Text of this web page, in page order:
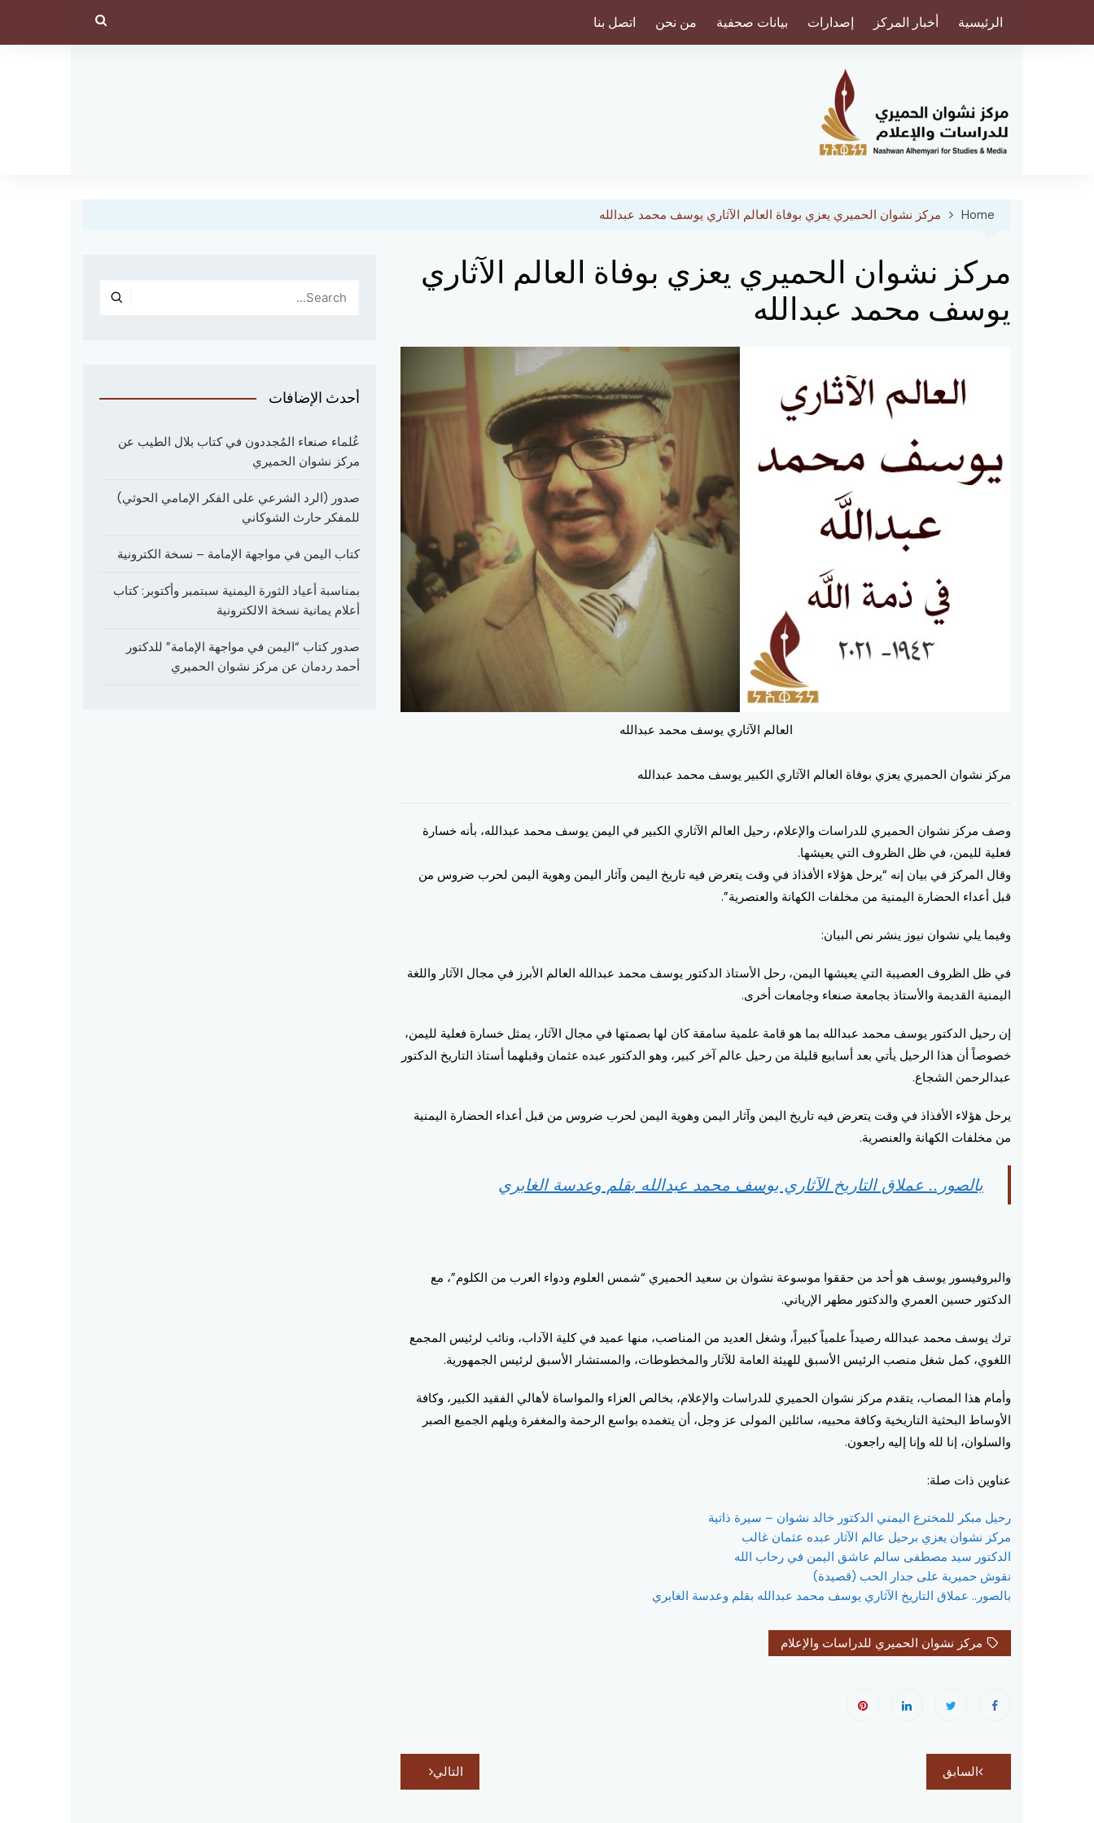
content
الرئيسية أخبار المركز إصدارات بيانات صحفية من نحن اتصل بنا
Home مركز نشوان الحميري يعزي بوفاة العالم الآثاري يوسف محمد عبدالله
مركز نشوان الحميري يعزي بوفاة العالم الآثاري
يوسف محمد عبدالله
العالم الآثاري يوسف محمد عبدالله
مركز نشوان الحميري يعزي بوفاة العالم الآثاري الكبير يوسف محمد عبدالله
وصف مركز نشوان الحميري للدراسات والإعلام، رحيل العالم الآثاري الكبير في اليمن يوسف محمد عبدالله، بأنه خسارة
فعلية لليمن، في ظل الظروف التي يعيشها.
وقال المركز في بيان إنه “يرحل هؤلاء الأفذاذ في وقت يتعرض فيه تاريخ اليمن وآثار اليمن وهوية اليمن لحرب ضروس من
قبل أعداء الحضارة اليمنية من مخلفات الكهانة والعنصرية”.
وفيما يلي نشوان نيوز ينشر نص البيان:
في ظل الظروف العصيبة التي يعيشها اليمن، رحل الأستاذ الدكتور يوسف محمد عبدالله العالم الأبرز في مجال الآثار واللغة
اليمنية القديمة والأستاذ بجامعة صنعاء وجامعات أخرى.
إن رحيل الدكتور يوسف محمد عبدالله بما هو قامة علمية سامقة كان لها بصمتها في مجال الآثار، يمثل خسارة فعلية لليمن،
خصوصاً أن هذا الرحيل يأتي بعد أسابيع قليلة من رحيل عالم آخر كبير، وهو الدكتور عبده عثمان وقبلهما أستاذ التاريخ الدكتور
عبدالرحمن الشجاع.
يرحل هؤلاء الأفذاذ في وقت يتعرض فيه تاريخ اليمن وآثار اليمن وهوية اليمن لحرب ضروس من قبل أعداء الحضارة اليمنية
من مخلفات الكهانة والعنصرية.
بالصور.. عملاق التاريخ الآثاري يوسف محمد عبدالله بقلم وعدسة الغابري
والبروفيسور يوسف هو أحد من حققوا موسوعة نشوان بن سعيد الحميري “شمس العلوم ودواء العرب من الكلوم”، مع
الدكتور حسين العمري والدكتور مطهر الإرياني.
ترك يوسف محمد عبدالله رصيداً علمياً كبيراً، وشغل العديد من المناصب، منها عميد في كلية الآداب، ونائب لرئيس المجمع
اللغوي، كمل شغل منصب الرئيس الأسبق للهيئة العامة للآثار والمخطوطات، والمستشار الأسبق لرئيس الجمهورية.
وأمام هذا المصاب، يتقدم مركز نشوان الحميري للدراسات والإعلام، بخالص العزاء والمواساة لأهالي الفقيد الكبير، وكافة
الأوساط البحثية التاريخية وكافة محبيه، سائلين المولى عز وجل، أن يتغمده بواسع الرحمة والمغفرة ويلهم الجميع الصبر
والسلوان، إنا لله وإنا إليه راجعون.
عناوين ذات صلة:
رحيل مبكر للمخترع اليمني الدكتور خالد نشوان – سيرة ذاتية
مركز نشوان يعزي برحيل عالم الآثار عبده عثمان غالب
الدكتور سيد مصطفى سالم عاشق اليمن في رحاب الله
نقوش حميرية على جدار الحب (قصيدة)
بالصور.. عملاق التاريخ الآثاري يوسف محمد عبدالله بقلم وعدسة الغابري
مركز نشوان الحميري للدراسات والإعلام
تصفّح
المقالات
السابق التالي
أحدث الإضافات
عُلماء صنعاء المُجددون في كتاب بلال الطيب عن
مركز نشوان الحميري
صدور (الرد الشرعي على الفكر الإمامي الحوثي)
للمفكر حارث الشوكاني
كتاب اليمن في مواجهة الإمامة – نسخة الكترونية
بمناسبة أعياد الثورة اليمنية سبتمبر وأكتوبر: كتاب
أعلام يمانية نسخة الالكترونية
صدور كتاب “اليمن في مواجهة الإمامة” للدكتور
أحمد ردمان عن مركز نشوان الحميري